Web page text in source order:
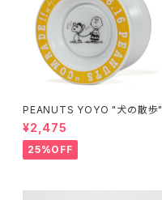
PEANUTS YOYO "犬の散歩"
¥2,475
25%OFF